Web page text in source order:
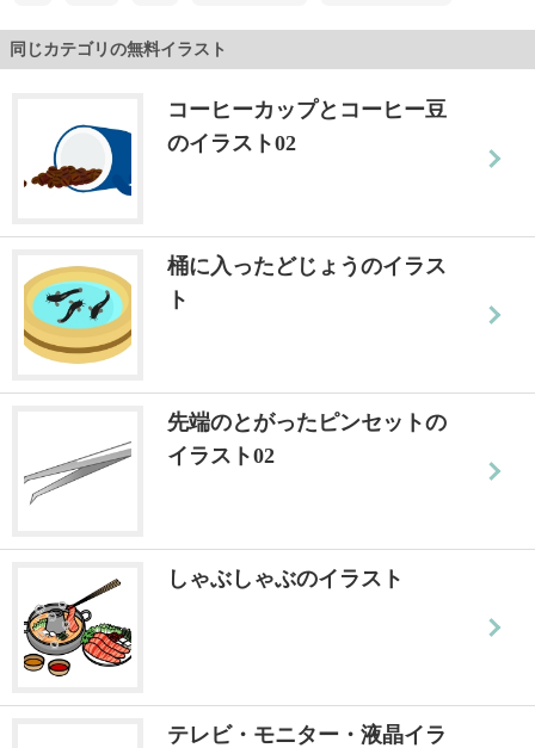
同じカテゴリの無料イラスト
コーヒーカップとコーヒー豆
のイラスト02
桶に入ったどじょうのイラス
ト
先端のとがったピンセットの
イラスト02
しゃぶしゃぶのイラスト
テレビ・モニター・液晶イラ